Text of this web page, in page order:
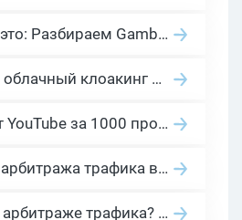
2026 Гемблинг это: Разбираем Gambling вертикаль, и все что связано с гемблинг и беттинг офферами
Cloaking House: облачный клоакинг для фильтрации ботов FB и Google Ads — гайд PHP-интеграции 2026
Сколько платит YouTube за 1000 просмотров в 2026: реальные цифры от 0.5 до 36 USD по ГЕО
Нейросети для арбитража трафика в 2026: инструменты, кейсы и AI-медиабайеры
За что платят в арбитраже трафика? 30 моделей оплаты в бурж и СНГ партнерках